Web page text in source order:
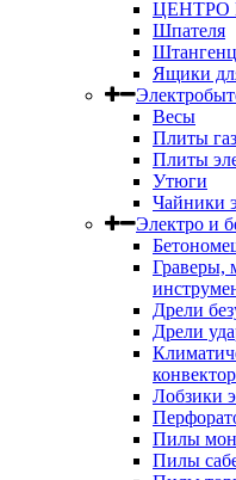
ЦЕНТРО
Шпателя
Ящики
Весы
Плиты
Плиты
Утюги
Чайники
Электро и
Граверы,
Дрели
Дрели
Лобзики
Пилы
Пилы